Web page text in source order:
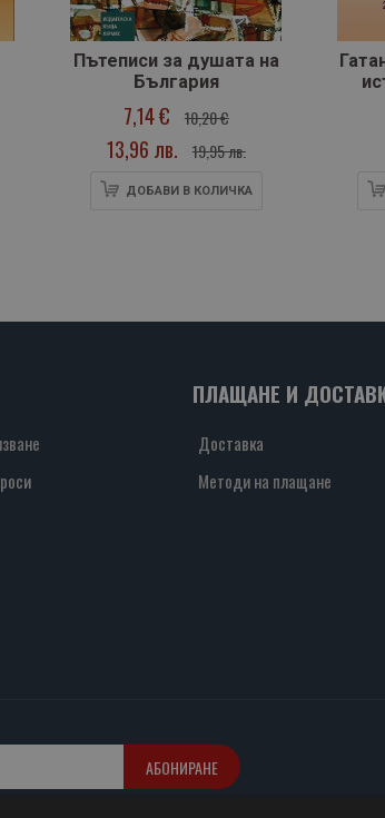
Пътеписи за душата на
България
7,14 € 10,20 €
13,96 лв. 19,95 лв.
ДОБАВИ В КОЛИЧКА
ПЛАЩАНЕ И
Доставка
Методи на плащане
АБОНИРАНЕ